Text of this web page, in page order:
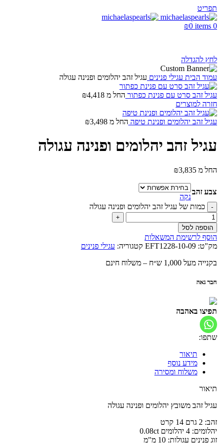
תפריט
0
items
₪0
לחץ להגדלה
עמוד הבית עגילי פנינים עגיל זהב יהלומים ופנינה עגולה
עגיל זהב סרט עם פנינת כפתור החל מ ₪4,418
חזרה למוצרים
עגיל זהב יהלומים ופנינת טיפה החל מ ₪3,498
עגיל זהב יהלומים ופנינה עגולה
החל מ ₪3,835
צבע זהב
נקה
כמות של עגיל זהב יהלומים ופנינה עגולה
הוספה לסל
הוסף לרשימת המשאלות
מק"ט: EFT1228-10-09 קטגוריה: עגילי פנינים
בקנייה מעל 1,000 ש״ח – משלוח חינם
חבר גאה
תפיצו באהבה
שתפו:
תיאור
מידע נוסף
משלוח ומסירה
תיאור
עגיל זהב משובץ יהלומים ופנינה עגולה
זהב: 2 גרם 14 קרט
יהלומים: 4 יהלומים 0.08ct
זוג פנינים עגולות: 10 מ"מ